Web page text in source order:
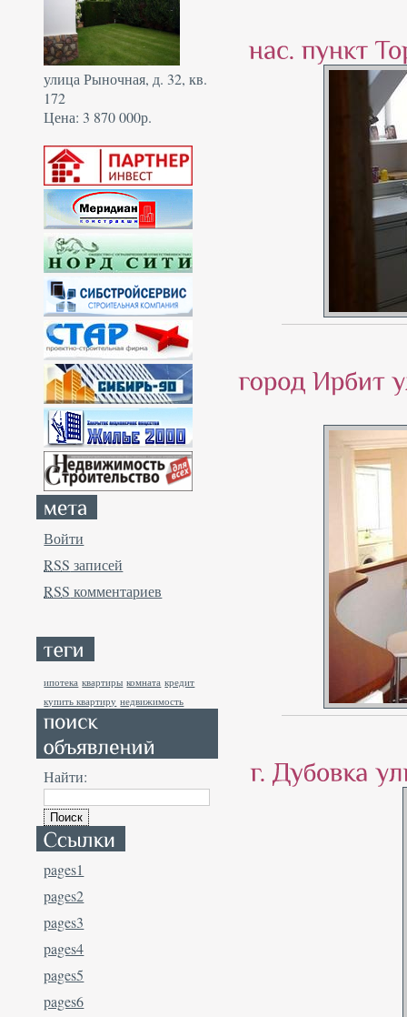
улица Рыночная, д. 32, кв.
172
Цена: 3 870 000р.
Войти
RSS записей
RSS комментариев
ипотека квартиры комната кредит
купить квартиру недвижимость
Найти:
pages1
pages2
pages3
pages4
pages5
pages6